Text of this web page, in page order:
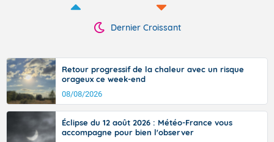
Dernier Croissant
Retour progressif de la chaleur avec un risque
orageux ce week-end
08/08/2026
Éclipse du 12 août 2026 : Météo-France vous
accompagne pour bien l'observer